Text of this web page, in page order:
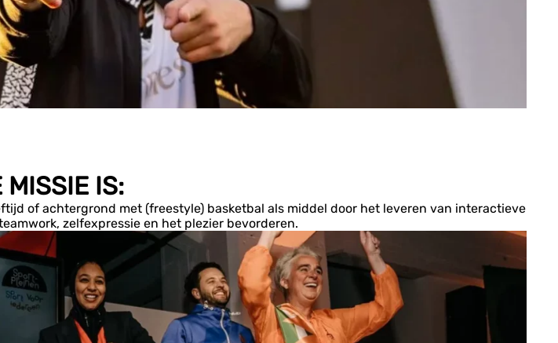
MISSIE IS:
of achtergrond met (freestyle) basketbal als middel door het leveren van interactieve
zelfexpressie en het plezier bevorderen.